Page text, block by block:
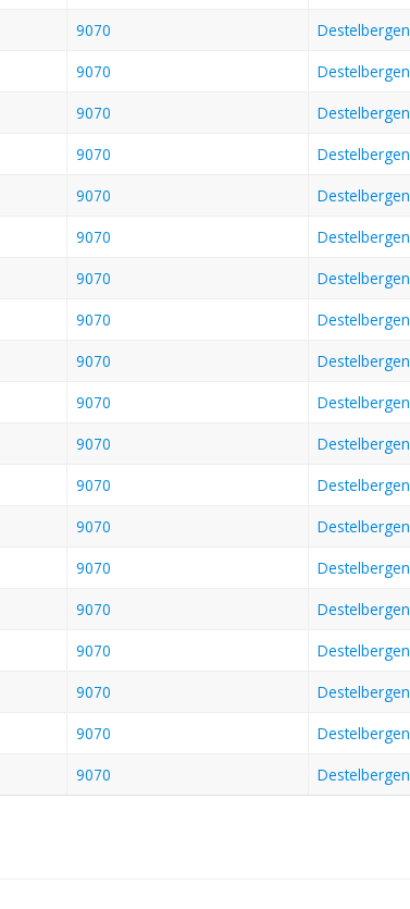
9070 Destelbergen
9070 Destelbergen
9070 Destelbergen
9070 Destelbergen
9070 Destelbergen
9070 Destelbergen
9070 Destelbergen
9070 Destelbergen
9070 Destelbergen
9070 Destelbergen
9070 Destelbergen
9070 Destelbergen
9070 Destelbergen
9070 Destelbergen
9070 Destelbergen
9070 Destelbergen
9070 Destelbergen
9070 Destelbergen
9070 Destelbergen